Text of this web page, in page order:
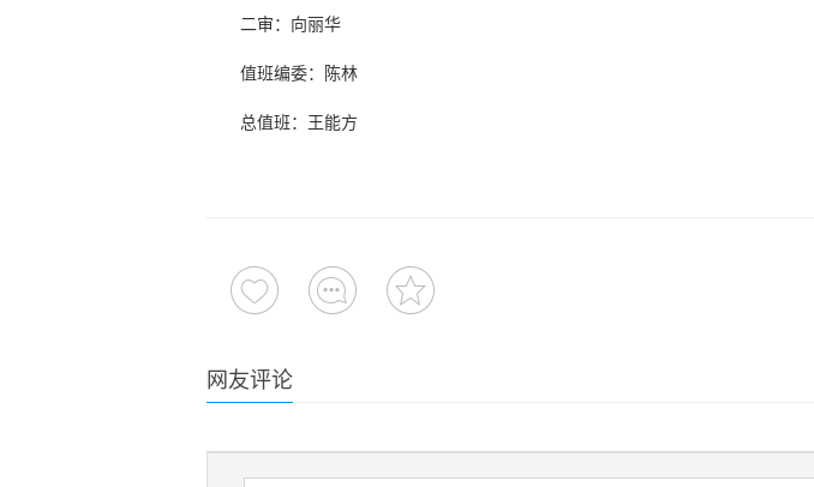
二审：向丽华
值班编委：陈林
总值班：王能方
网友评论